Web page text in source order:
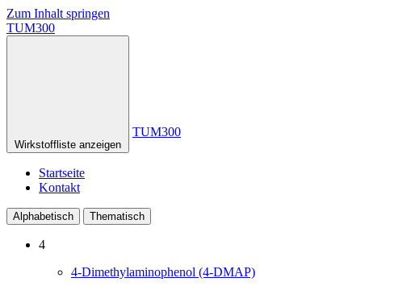
Zum Inhalt springen
TUM300
Wirkstoffliste anzeigen
TUM300
Startseite
Kontakt
Alphabetisch Thematisch
4
4-Dimethylaminophenol (4-DMAP)